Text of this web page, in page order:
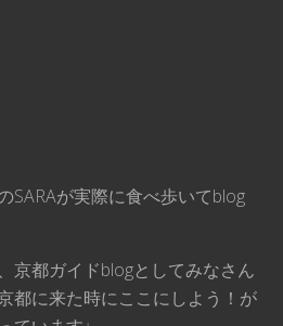
SARAが実際に食べ歩いてblog
京都ガイドblogとしてみなさん
都に来た時にここにしよう！が